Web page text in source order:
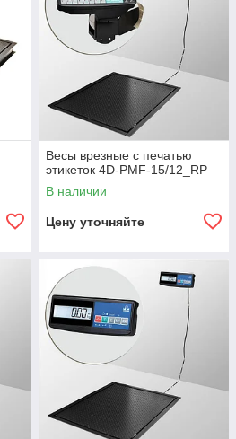
удобную навигацию. Мы
цены и доставку в любой
вам необходима дополнительная
услугой обратного
прекрасно разбирается в
и поможет вам сделать
выбор.
Весы врезные с печатью
этикеток 4D-PMF-15/12_RP
В наличии
Цену уточняйте